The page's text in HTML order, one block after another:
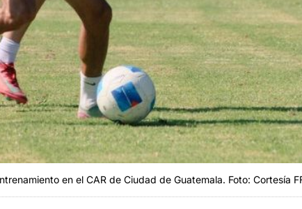
en el CAR de Ciudad de Guatemala. Foto: Cortesía